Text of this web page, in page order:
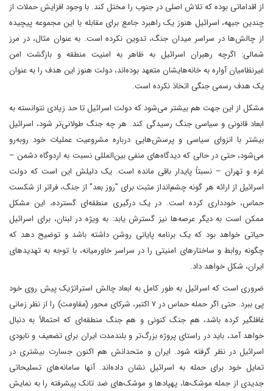
از اقداماتی بوده که تلاش اصلی در جنوب را مختل کند. با وجود افزایش حملات از
چندین جبهه، اسرائیل هنوز یک راهبرد جامع برای مقابله با این مجموعه پیچیده
از چالش‌ها در سراسر میدان جنگ، تدوین نکرده است. به عنوان مثال، در مرز
شمالی: اگرچه رهبران اسرائیل به ظاهر به امنیت منطقه و بازگشت امن
غیرنظامیان آواره به خانه‌هایشان متعهد بوده‌اند، دولت هنوز این هدف را به عنوان
یک هدف رسمی جنگی اتخاذ نکرده است.
مشکل از این جهت هم بیشتر می‌شود که دولت اسرائیل تا حد زیادی نتوانسته به
ابعاد قانونی و سیاسی جنگ رسیدگی کند. هر چه جنگ طولانی‌تر شود، اسرائیل
بیشتر با انزوای سیاسی و پرسش‌هایی درباره مشروعیت عملیات‌ خود روبه‌رو
می‌شود، حتی در حالی که دیدگاه‌های منفی بین‌المللی نسبت به اردوگاه دشمن –
غزه و تهران – نسبتاً پایدار باقی مانده است. یک دلیلش این است که دولت
اسرائیل از ارائه هر گونه چشم‌انداز مثبت برای "روز بعد" از جنگ، فراتر از شکست
حماس، خودداری کرده است. در یک درگیری منطقه‌ای گسترده، این مشکل
ممکن است به دیگر عرصه‌ها نیز گسترش یابد: به ویژه در لبنان، برای اسرائیل
حیاتی خواهد بود که یک برنامه پایانی روشن داشته باشد و توضیح دهد که
چگونه روابط و ساختارهای امنیتی را در سراسر خاورمیانه، با توجه به تهدیدهای
ایران، شکل خواهد داد.
ضروری است که اسرائیل به طور کامل به ابعاد چالش استراتژیک پیش روی خود
پی ببرد. حتی اگر حمله حماس در ۷ اکتبر، شرکای محور (مقاومت) را از نظر زمانی
غافلگیر کرده باشد، هم جنگ کنونی و هم جنگ منطقه‌ای که احتمالاً به دنبال
خواهد آمد، باید در راستای پروژه بزرگ‌تر و بلندمدت ایران برای تضعیف و نابودی
اسرائیل در نظر گرفته شود. ایران و متحدانش هم اکنون جسارت بیشتری در
تمایل خود برای حمله به اسرائیل نشان داده‌اند. آنها سامانه‌های تسلیحاتی
جدیدی از جمله موشک‌ها، پهپادها و موشک‌های ضد تانک پیشرفته را به نمایش